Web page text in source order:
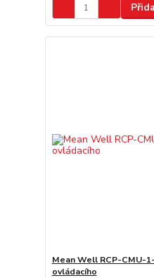
Mean Well RCP-CMU-
ovládacího